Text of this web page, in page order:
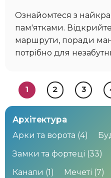
Ознайомтеся з найкращими визначними
пам'ятками. Відкрийте
маршрути, поради
потрібно для
1 2 3
Архітектура
Арки та ворота (4)
Замки та фортеці (33)
Канали (1) Мечеті (7)